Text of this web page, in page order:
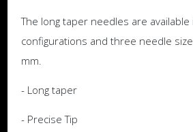
The long taper needles are available
configurations and three needle
mm.
- Long taper
- Precise Tip